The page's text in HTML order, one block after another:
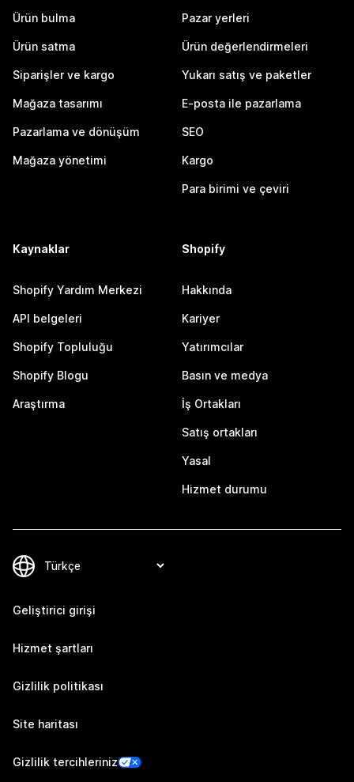
Ürün bulma
Ürün satma
Siparişler ve kargo
Mağaza tasarımı
Pazarlama ve dönüşüm
Mağaza yönetimi
Pazar yerleri
Ürün değerlendirmeleri
Yukarı satış ve paketler
E-posta ile pazarlama
SEO
Kargo
Para birimi ve çeviri
Kaynaklar
Shopify Yardım Merkezi
API belgeleri
Shopify Topluluğu
Shopify Blogu
Araştırma
Shopify
Hakkında
Kariyer
Yatırımcılar
Basın ve medya
İş Ortakları
Satış ortakları
Yasal
Hizmet durumu
Geliştirici girişi
Hizmet şartları
Gizlilik politikası
Site haritası
Gizlilik tercihleriniz